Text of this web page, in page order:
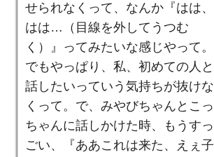
せられなくって、なんか『はは、
はは…（目線を外してうつむ
く）』ってみたいな感じやって。
でもやっぱり、私、初めての人と
話したいっていう気持ちが抜けな
くって。で、みやびちゃんとこっ
ちゃんに話しかけた時、もうすっ
ごい、『ああこれは来た、えぇ子